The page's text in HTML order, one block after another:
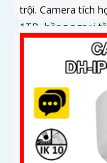
trội. Camera tích
1TB, hồng ngoại
dàng, tiết kiệm chi